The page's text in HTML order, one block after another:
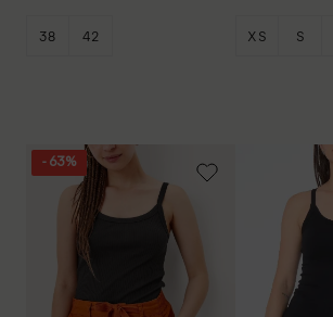
38 42 XS S
- 63%